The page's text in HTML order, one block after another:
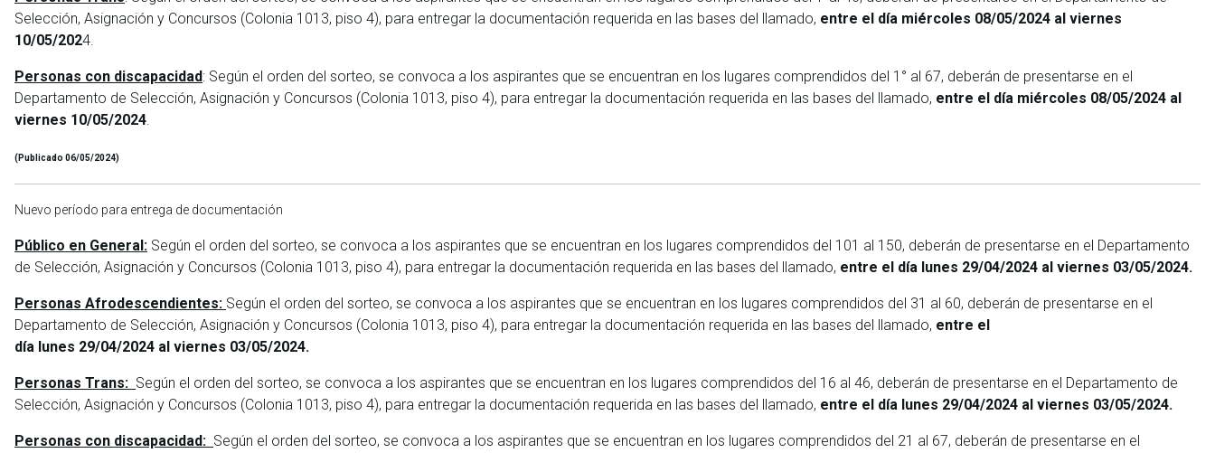
Selección, Asignación y Concursos (Colonia 1013, piso 4), para entregar la documentación requerida en las bases del llamado, entre el día miércoles 08/05/2024 al viernes
10/05/2024.
Personas con discapacidad: Según el orden del sorteo, se convoca a los aspirantes que se encuentran en los lugares comprendidos del 1° al 67, deberán de presentarse en el
Departamento de Selección, Asignación y Concursos (Colonia 1013, piso 4), para entregar la documentación requerida en las bases del llamado, entre el día miércoles 08/05/2024 al
viernes 10/05/2024.
(Publicado 06/05/2024)
Nuevo período para entrega de documentación
Público en General: Según el orden del sorteo, se convoca a los aspirantes que se encuentran en los lugares comprendidos del 101 al 150, deberán de presentarse en el Departamento
de Selección, Asignación y Concursos (Colonia 1013, piso 4), para entregar la documentación requerida en las bases del llamado, entre el día lunes 29/04/2024 al viernes 03/05/2024.
Personas Afrodescendientes: Según el orden del sorteo, se convoca a los aspirantes que se encuentran en los lugares comprendidos del 31 al 60, deberán de presentarse en el
Departamento de Selección, Asignación y Concursos (Colonia 1013, piso 4), para entregar la documentación requerida en las bases del llamado, entre el
día lunes 29/04/2024 al viernes 03/05/2024.
Personas Trans: Según el orden del sorteo, se convoca a los aspirantes que se encuentran en los lugares comprendidos del 16 al 46, deberán de presentarse en el Departamento de
Selección, Asignación y Concursos (Colonia 1013, piso 4), para entregar la documentación requerida en las bases del llamado, entre el día lunes 29/04/2024 al viernes 03/05/2024.
Personas con discapacidad: Según el orden del sorteo, se convoca a los aspirantes que se encuentran en los lugares comprendidos del 21 al 67, deberán de presentarse en el